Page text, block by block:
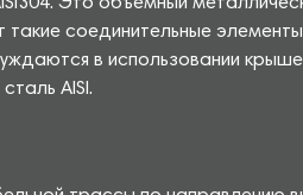
соединительные
в использовании
AISI.